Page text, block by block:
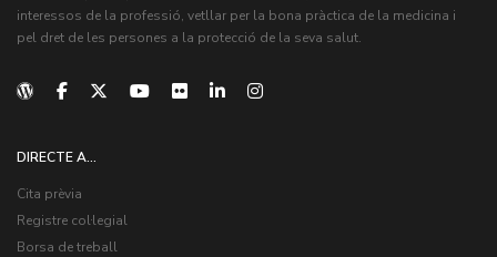
interessos de la professió, vetllar per la bona pràctica de la medicina i
pel dret de les persones a la protecció de la seva salut.
DIRECTE A...
Cita prèvia
Registre col·legial
Borsa de treball